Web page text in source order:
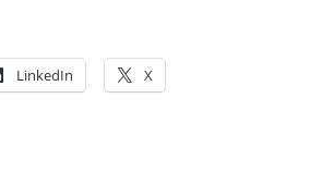
LinkedIn X